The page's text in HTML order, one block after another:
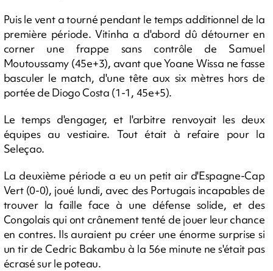
Puis le vent a tourné pendant le temps additionnel de la
première période. Vitinha a d'abord dû détourner en
corner une frappe sans contrôle de Samuel
Moutoussamy (45e+3), avant que Yoane Wissa ne fasse
basculer le match, d'une tête aux six mètres hors de
portée de Diogo Costa (1-1, 45e+5).
Le temps d'engager, et l'arbitre renvoyait les deux
équipes au vestiaire. Tout était à refaire pour la
Seleçao.
La deuxième période a eu un petit air d'Espagne-Cap
Vert (0-0), joué lundi, avec des Portugais incapables de
trouver la faille face à une défense solide, et des
Congolais qui ont crânement tenté de jouer leur chance
en contres. Ils auraient pu créer une énorme surprise si
un tir de Cedric Bakambu à la 56e minute ne s'était pas
écrasé sur le poteau.